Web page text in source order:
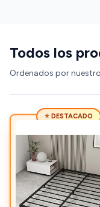
Todos los
Ordenados por
⭐ DESTACADO